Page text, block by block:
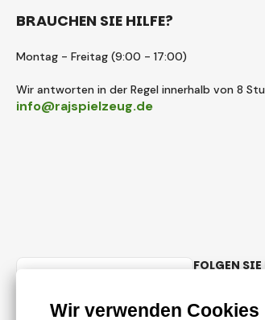
BRAUCHEN SIE HILFE?
Montag - Freitag (9:00 - 17:00)
Wir antworten in der Regel innerhalb von 8
info@rajspielzeug.de
FOLGEN SIE